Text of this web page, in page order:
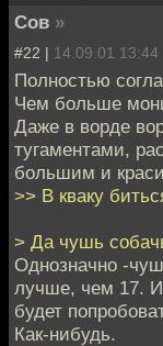
Сов »
#22 | 14.09.01 13:44
Полностью
Чем больше
Даже в ворде
тугаментами,
большим и
>> В кваку
> Да чушь
Однозначно -
лучше, чем 17.
будет
Как-нибудь.